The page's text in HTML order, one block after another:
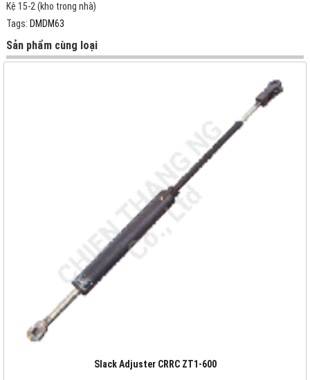
Kệ 15-2 (kho trong nhà)
Tags: DMDM63
Sản phẩm cùng loại
Slack Adjuster CRRC ZT1-600